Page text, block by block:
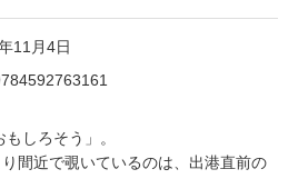
11月4日
しろそう」。
間近で覗いているのは、出港直前の